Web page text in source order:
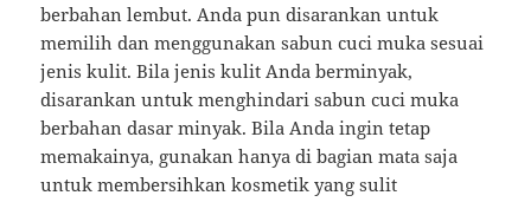
berbahan lembut. Anda pun disarankan untuk
memilih dan menggunakan sabun cuci muka sesuai
jenis kulit. Bila jenis kulit Anda berminyak,
disarankan untuk menghindari sabun cuci muka
berbahan dasar minyak. Bila Anda ingin tetap
memakainya, gunakan hanya di bagian mata saja
untuk membersihkan kosmetik yang sulit